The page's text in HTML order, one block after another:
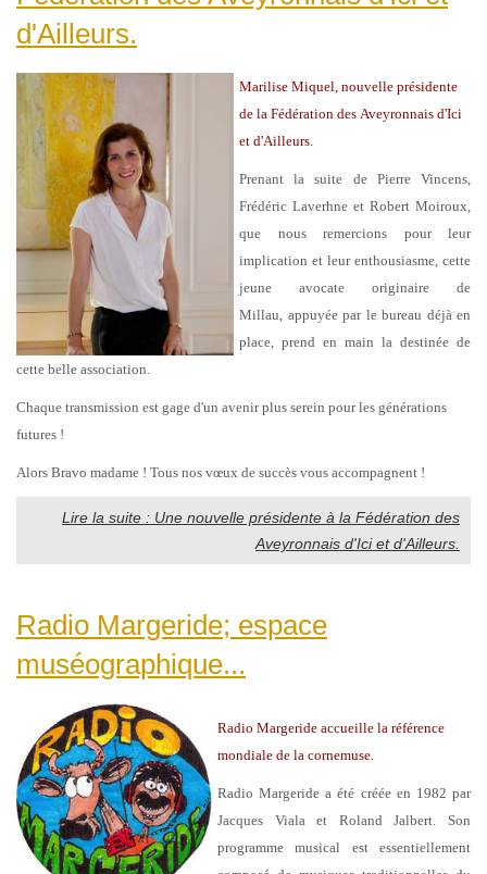
d'Ailleurs.
Marilise Miquel nouvelle présidente
de la Fédération des Aveyronnais d'Ici
et d'Ailleurs.
Prenant la suite de Pierre Vincens,
Frédéric Laverhne et Robert Moiroux,
que nous remercions pour leur
implication et leur enthousiasme, cette
jeune avocate originaire de
Millau, appuyée par le bureau déjà en
place, prend en main la destinée de
cette belle association.
Chaque transmission est gage d'un avenir plus serein pour les générations
futures !
Alors Bravo madame ! Tous nos vœux de succès vous accompagnent !
Lire la suite : Une nouvelle présidente à la Fédération des
Aveyronnais d'Ici et d'Ailleurs.
Radio Margeride; espace
muséographique...
Radio Margeride accueille la référence
mondiale de la cornemuse.
Radio Margeride a été créée en 1982 par
Jacques Viala et Roland Jalbert. Son
programme musical est essentiellement